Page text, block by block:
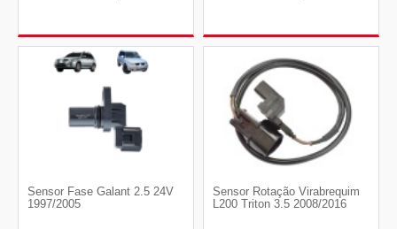
Sensor Fase Galant 2.5 24V
1997/2005
Sensor Rotação Virabrequim
L200 Triton 3.5 2008/2016